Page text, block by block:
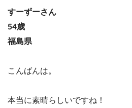
すーずーさん
54歳
福島県
こんばんは。
本当に素晴らしいですね！